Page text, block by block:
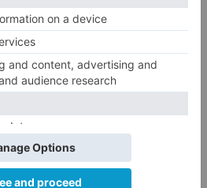
LO + VISTO
Barrio (PSOE) denuncia que la
apertura del Castillo responde a
El poblado de El Encuentro de
Burgos a punto de culminar su